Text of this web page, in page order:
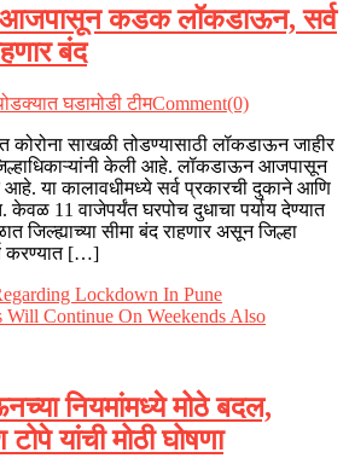
आजपासून कडक लॉकडाऊन, सर्व
बंद
घडामोडी टीमComment(0)
कोरोना साखळी तोडण्यासाठी लॉकडाऊन जाहीर
केली आहे. लॉकडाऊन आजपासून
या कालावधीमध्ये सर्व प्रकारची दुकाने आणि
11 वाजेपर्यंत घरपोच दुधाचा पर्याय देण्यात
सीमा बंद राहणार असून जिल्हा
करण्यात […]
नियमांमध्ये मोठे बदल,
यांची मोठी घोषणा